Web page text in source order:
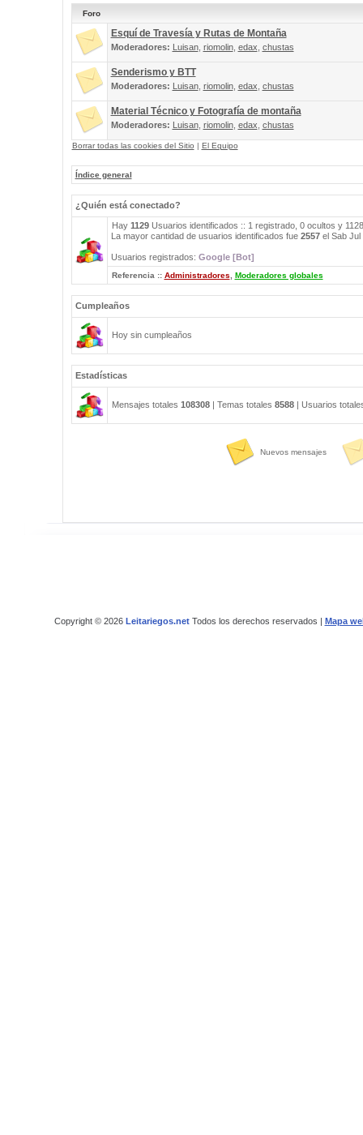
Foro
Esquí de Travesía y Rutas de Montaña
Moderadores: Luisan, riomolin, edax chustas
Senderismo y BTT
Moderadores: Luisan, riomolin, edax chustas
Material Técnico y Fotografía de montaña
Moderadores: Luisan, riomolin, edax chustas
Borrar todas las cookies del Sitio | El Equipo
Índice general
¿Quién está conectado?
Hay 1129Usuarios identificados :: 1 registrado, 0 ocultos y
La mayor cantidad de usuarios identificados fue 2557el Sab Jul
Usuarios registrados: Google [Bot]
Referencia :: Administradores Moderadores globales
Cumpleaños
Hoy sin cumpleaños
Estadísticas
Mensajes totales 108308| Temas totales 8588| Usuarios
Nuevos mensajes
Copyright © 2026 Leitariegos.netTodos los derechos reservados | Mapa